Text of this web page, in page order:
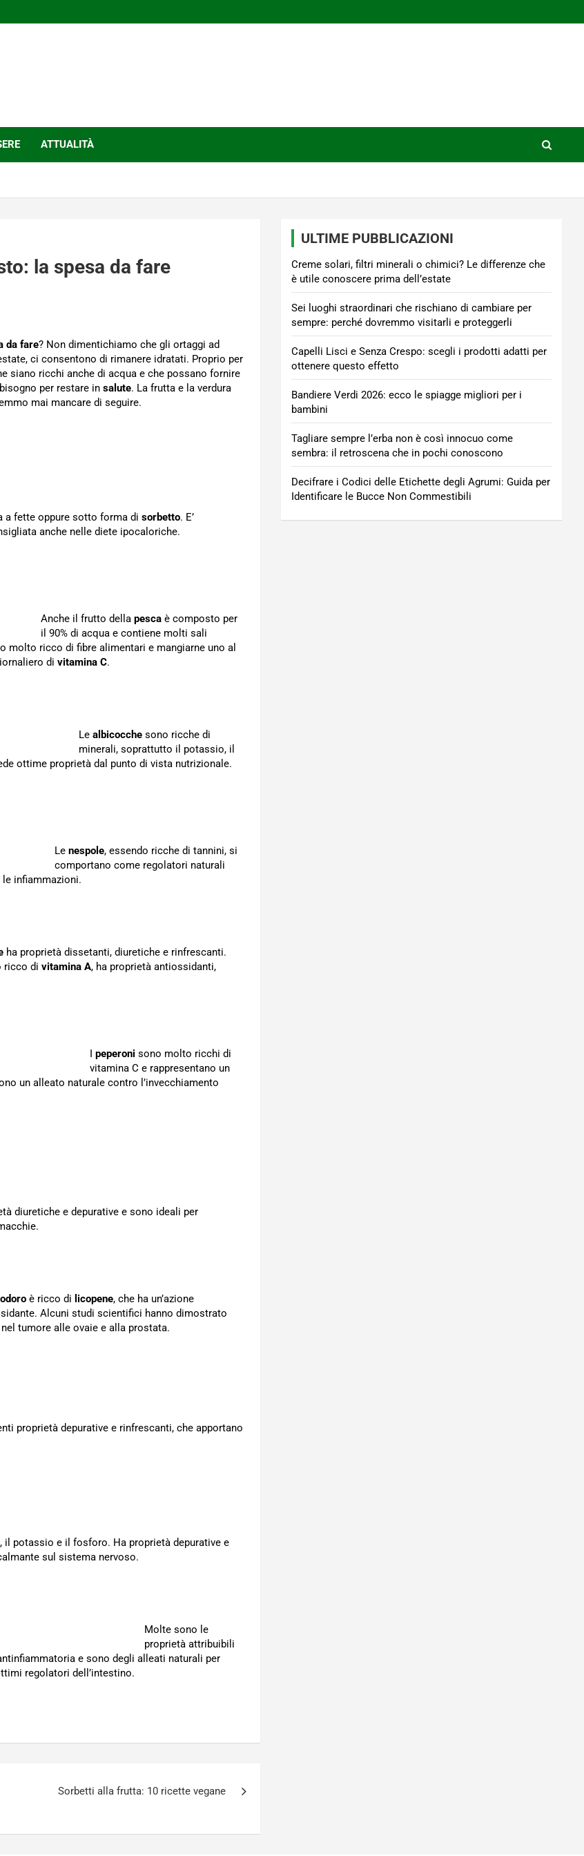
ATTUALITÀ
la spesa da fare
da fare? Non dimentichiamo che gli ortaggi ad
ci consentono di rimanere idratati. Proprio per
siano ricchi anche di acqua e che possano fornire
per restare in salute. La frutta e la verdura
mai mancare di seguire.
a fette oppure sotto forma di sorbetto. E’
anche nelle diete ipocaloriche.
Anche il frutto della pesca è composto per
il 90% di acqua e contiene molti sali
ricco di fibre alimentari e mangiarne uno al
di vitamina C.
Le albicocche sono ricche di
minerali, soprattutto il potassio, il
ottime proprietà dal punto di vista nutrizionale.
Le nespole, essendo ricche di tannini, si
comportano come regolatori naturali
infiammazioni.
ha proprietà dissetanti, diuretiche e rinfrescanti.
ricco di vitamina A, ha proprietà antiossidanti,
I peperoni sono molto ricchi di
vitamina C e rappresentano un
un alleato naturale contro l’invecchiamento
diuretiche e depurative e sono ideali per
è ricco di licopene, che ha un’azione
Alcuni studi scientifici hanno dimostrato
tumore alle ovaie e alla prostata.
proprietà depurative e rinfrescanti, che apportano
il potassio e il fosforo. Ha proprietà depurative e
sul sistema nervoso.
Molte sono le
proprietà attribuibili
e sono degli alleati naturali per
regolatori dell’intestino.
Sorbetti alla frutta: 10 ricette vegane
ULTIME PUBBLICAZIONI
Creme solari, filtri minerali o chimici? Le differenze che
è utile conoscere prima dell’estate
Sei luoghi straordinari che rischiano di cambiare per
sempre: perché dovremmo visitarli e proteggerli
Capelli Lisci e Senza Crespo: scegli i prodotti adatti per
ottenere questo effetto
Bandiere Verdi 2026: ecco le spiagge migliori per i
bambini
Tagliare sempre l’erba non è così innocuo come
sembra: il retroscena che in pochi conoscono
Decifrare i Codici delle Etichette degli Agrumi: Guida per
Identificare le Bucce Non Commestibili